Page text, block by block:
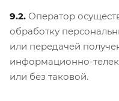
9.2. Оператор
обработку
или передачей
информационно-
или без таковой.